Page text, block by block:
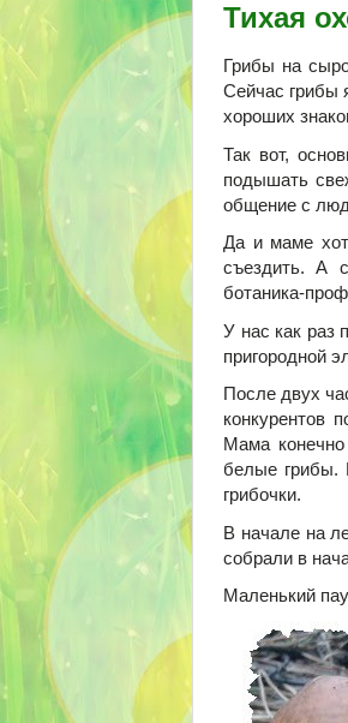
Тихая
Грибы на
Сейчас грибы
хороших
Так вот,
подышать
общение с
Да и маме
съездить. А
ботаника-
У нас как раз
пригородной
После двух
конкурентов
Мама
белые грибы.
грибочки.
В начале на
собрали в
Маленький